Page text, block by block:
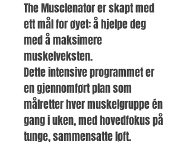
The Musclenator er skapt med
ett mål for øyet: å hjelpe deg
med å maksimere
muskelveksten.
Dette intensive programmet er
en gjennomført plan som
målretter hver muskelgruppe én
gang i uken, med hovedfokus på
tunge, sammensatte løft.